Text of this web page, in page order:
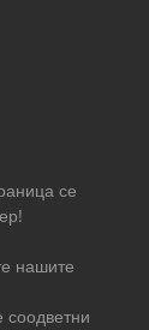
се
нашите
соодветни